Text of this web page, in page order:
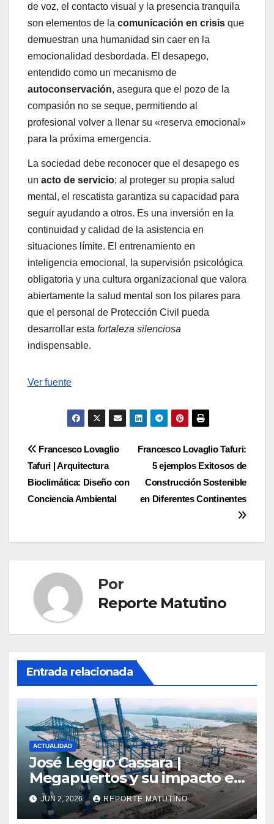
de voz, el contacto visual y la presencia tranquila
son elementos de la comunicación en crisis que
demuestran una humanidad sin caer en la
emocionalidad desbordada. El desapego,
entendido como un mecanismo de
autoconservación, asegura que el pozo de la
compasión no se seque, permitiendo al
profesional volver a llenar su «reserva emocional»
para la próxima emergencia.
La sociedad debe reconocer que el desapego es
un acto de servicio; al proteger su propia salud
mental, el rescatista garantiza su capacidad para
seguir ayudando a otros. Es una inversión en la
continuidad y calidad de la asistencia en
situaciones límite. El entrenamiento en
inteligencia emocional, la supervisión psicológica
obligatoria y una cultura organizacional que valora
abiertamente la salud mental son los pilares para
que el personal de Protección Civil pueda
desarrollar esta fortaleza silenciosa
indispensable.
Navegación
entradas
Ver fuente
Navegación
de
entradas
Francesco Lovaglio Tafuri:
5 ejemplos Exitosos de
Construcción Sostenible
en Diferentes Continentes
Francesco Lovaglio
Tafuri | Arquitectura
Bioclimática: Diseño con
Conciencia Ambiental
Por
Reporte Matutino
Entrada relacionada
ACTUALIDAD
José Leggio Cassara |
Megapuertos y su impacto en
el turismo y el comercio
global
JUN 2, 2026 REPORTE MATUTINO